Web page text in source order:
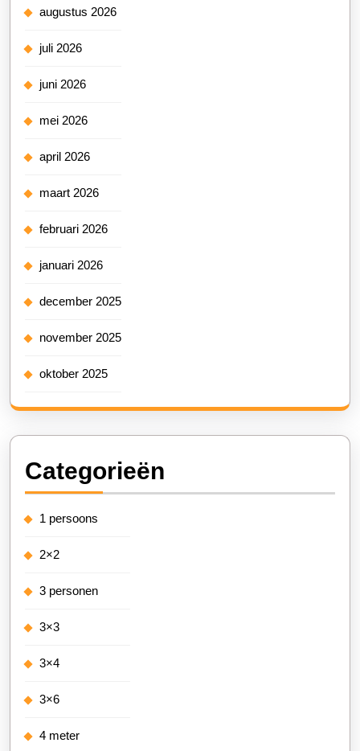
augustus 2026
juli 2026
juni 2026
mei 2026
april 2026
maart 2026
februari 2026
januari 2026
december 2025
november 2025
oktober 2025
Categorieën
1 persoons
2×2
3 personen
3×3
3×4
3×6
4 meter